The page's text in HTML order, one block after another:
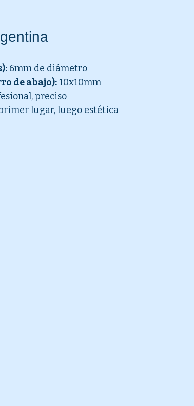
6mm de diámetro
de abajo): 10x10mm
preciso
lugar, luego estética